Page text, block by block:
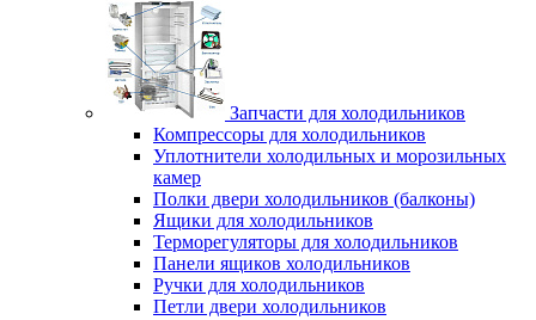
Запчасти для холодильников
Компрессоры для холодильников
Уплотнители холодильных и морозильных
камер
Полки двери холодильников (балконы)
Ящики для холодильников
Терморегуляторы для холодильников
Панели ящиков холодильников
Ручки для холодильников
Петли двери холодильников